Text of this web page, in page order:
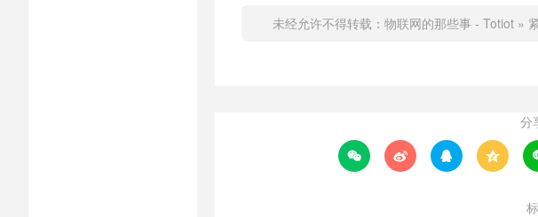
未经允许不得转载： 物联网的那些事 - Totiot »
分
   